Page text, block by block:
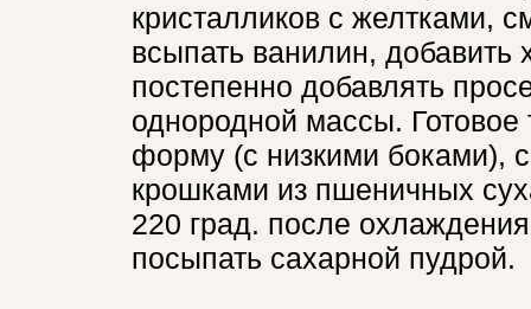
кристалликов с желтками,
всыпать ванилин,
постепенно добавлять
однородной массы. Готовое
форму (с низкими боками),
крошками из пшеничных
220 град. после
посыпать сахарной пудрой.